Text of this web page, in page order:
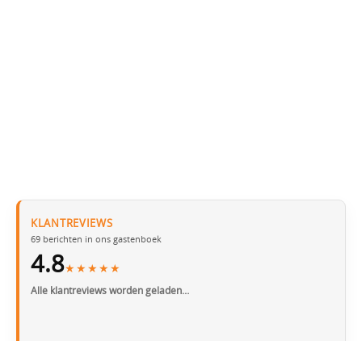
KLANTREVIEWS
69 berichten in ons gastenboek
4.8★★★★★
Alle klantreviews worden geladen…